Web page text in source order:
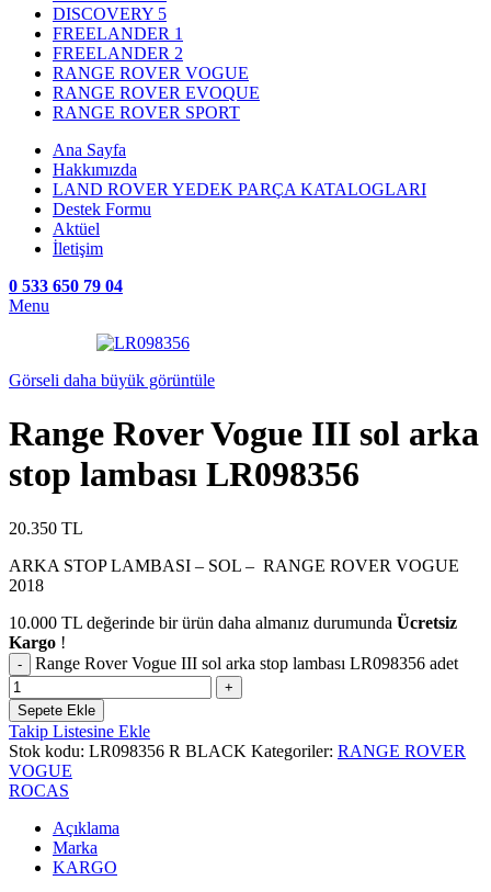
DISCOVERY 5
FREELANDER 1
FREELANDER 2
RANGE ROVER VOGUE
RANGE ROVER EVOQUE
RANGE ROVER SPORT
Ana Sayfa
Hakkımızda
LAND ROVER YEDEK PARÇA KATALOGLARI
Destek Formu
Aktüel
İletişim
0 533 650 79 04
Menu
Görseli daha büyük görüntüle
Range Rover Vogue III sol arka
stop lambası LR098356
20.350 TL
ARKA STOP LAMBASI – SOL – RANGE ROVER VOGUE
2018
10.000 TL değerinde bir ürün daha almanız durumunda Ücretsiz
Kargo !
Range Rover Vogue III sol arka stop lambası LR098356 adet
Sepete Ekle
Takip Listesine Ekle
Stok kodu: LR098356 R BLACK Kategoriler: RANGE ROVER
VOGUE
ROCAS
Açıklama
Marka
KARGO